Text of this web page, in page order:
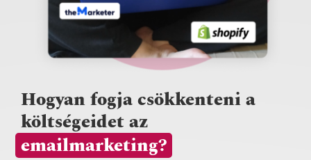
Hogyan fogja csökkenteni a
költségeidet az
emailmarketing?